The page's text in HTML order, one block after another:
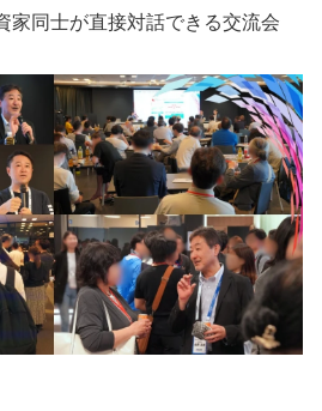
家同士が直接対話できる交流会